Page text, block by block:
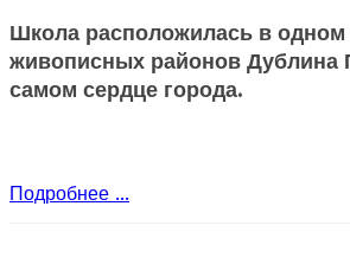
Школа расположилась в одном
живописных районов Дублина
самом сердце города.
Подробнее ...